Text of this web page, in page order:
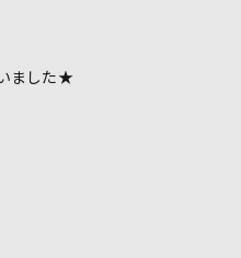
ました★